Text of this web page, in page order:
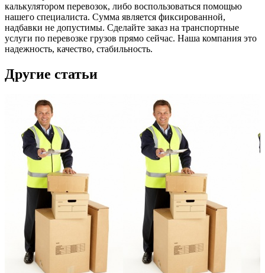
калькулятором перевозок, либо воспользоваться помощью
нашего специалиста. Сумма является фиксированной,
надбавки не допустимы. Сделайте заказ на транспортные
услуги по перевозке грузов прямо сейчас. Наша компания это
надежность, качество, стабильность.
Другие статьи